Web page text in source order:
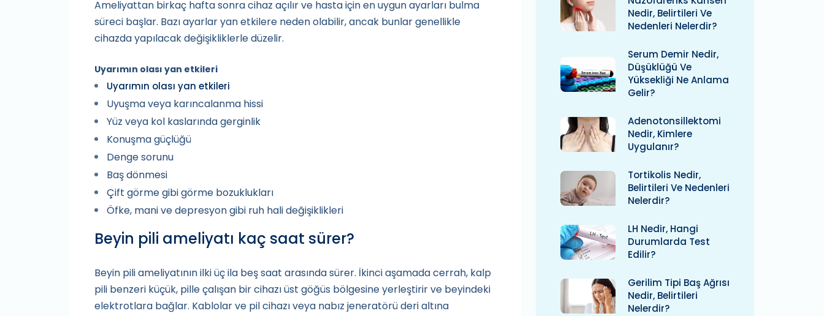
Ameliyattan birkaç hafta sonra cihaz açılır ve hasta için en uygun ayarları bulma
süreci başlar. Bazı ayarlar yan etkilere neden olabilir, ancak bunlar genellikle
cihazda yapılacak değişikliklerle düzelir.
Uyarımın olası yan etkileri
Uyarımın olası yan etkileri
Uyuşma veya karıncalanma hissi
Yüz veya kol kaslarında gerginlik
Konuşma güçlüğü
Denge sorunu
Baş dönmesi
Çift görme gibi görme bozuklukları
Öfke, mani ve depresyon gibi ruh hali değişiklikleri
Beyin pili ameliyatı kaç saat sürer?
Beyin pili ameliyatının ilki üç ila beş saat arasında sürer. İkinci aşamada cerrah, kalp
pili benzeri küçük, pille çalışan bir cihazı üst göğüs bölgesine yerleştirir ve beyindeki
elektrotlara bağlar. Kablolar ve pil cihazı veya nabız jeneratörü deri altına
Nedir, Belirtileri Ve
Nedenleri Nelerdir?
Serum Demir Nedir,
Düşüklüğü Ve
Yüksekliği Ne Anlama
Gelir?
Adenotonsillektomi
Nedir, Kimlere
Uygulanır?
Tortikolis Nedir,
Belirtileri Ve Nedenleri
Nelerdir?
LH Nedir, Hangi
Durumlarda Test
Edilir?
Gerilim Tipi Baş Ağrısı
Nedir, Belirtileri
Nelerdir?